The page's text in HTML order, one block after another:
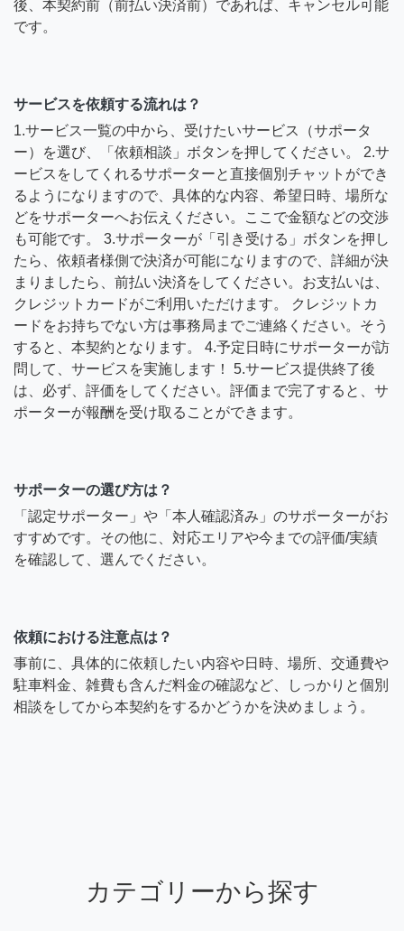
後、本契約前（前払い決済前）であれば、キャンセル可能
です。
サービスを依頼する流れは？
1.サービス一覧の中から、受けたいサービス（サポータ
ー）を選び、「依頼相談」ボタンを押してください。 2.サ
ービスをしてくれるサポーターと直接個別チャットができ
るようになりますので、具体的な内容、希望日時、場所な
どをサポーターへお伝えください。ここで金額などの交渉
も可能です。 3.サポーターが「引き受ける」ボタンを押し
たら、依頼者様側で決済が可能になりますので、詳細が決
まりましたら、前払い決済をしてください。お支払いは、
クレジットカードがご利用いただけます。 クレジットカ
ードをお持ちでない方は事務局までご連絡ください。そう
すると、本契約となります。 4.予定日時にサポーターが訪
問して、サービスを実施します！ 5.サービス提供終了後
は、必ず、評価をしてください。評価まで完了すると、サ
ポーターが報酬を受け取ることができます。
サポーターの選び方は？
「認定サポーター」や「本人確認済み」のサポーターがお
すすめです。その他に、対応エリアや今までの評価/実績
を確認して、選んでください。
依頼における注意点は？
事前に、具体的に依頼したい内容や日時、場所、交通費や
駐車料金、雑費も含んだ料金の確認など、しっかりと個別
相談をしてから本契約をするかどうかを決めましょう。
カテゴリーから探す